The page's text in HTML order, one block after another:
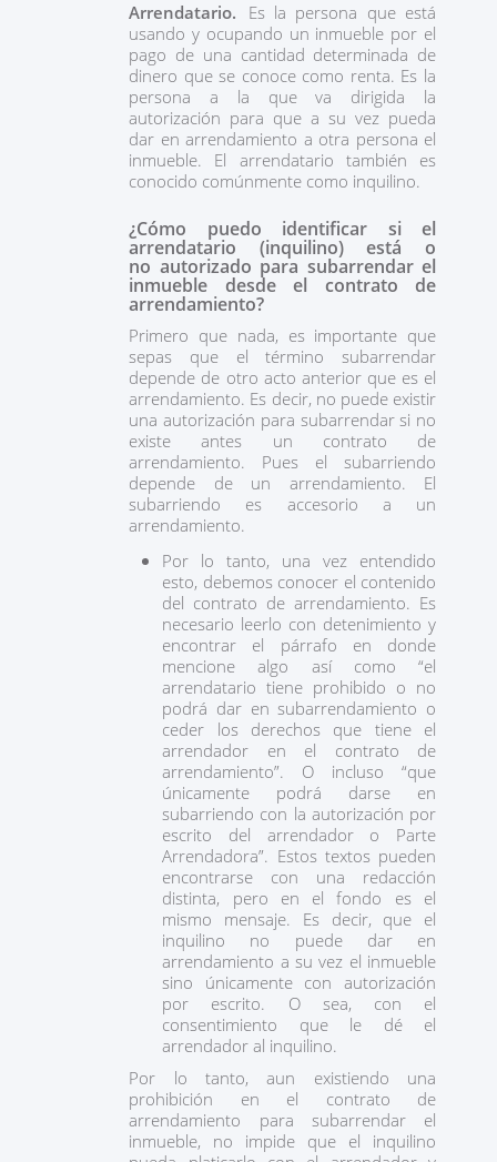
Arrendatario. Es la persona que está
usando y ocupando un inmueble por el
pago de una cantidad determinada de
dinero que se conoce como renta. Es la
persona a la que va dirigida la
autorización para que a su vez pueda
dar en arrendamiento a otra persona el
inmueble. El arrendatario también es
conocido comúnmente como inquilino.
¿Cómo puedo identificar si el
arrendatario (inquilino) está o
no autorizado para subarrendar el
inmueble desde el contrato de
arrendamiento?
Primero que nada, es importante que
sepas que el término subarrendar
depende de otro acto anterior que es el
arrendamiento. Es decir, no puede existir
una autorización para subarrendar si no
existe antes un contrato de
arrendamiento. Pues el subarriendo
depende de un arrendamiento. El
subarriendo es accesorio a un
arrendamiento.
Por lo tanto, una vez entendido
esto, debemos conocer el contenido
del contrato de arrendamiento. Es
necesario leerlo con detenimiento y
encontrar el párrafo en donde
mencione algo así como “el
arrendatario tiene prohibido o no
podrá dar en subarrendamiento o
ceder los derechos que tiene el
arrendador en el contrato de
arrendamiento”. O incluso “que
únicamente podrá darse en
subarriendo con la autorización por
escrito del arrendador o Parte
Arrendadora”. Estos textos pueden
encontrarse con una redacción
distinta, pero en el fondo es el
mismo mensaje. Es decir, que el
inquilino no puede dar en
arrendamiento a su vez el inmueble
sino únicamente con autorización
por escrito. O sea, con el
consentimiento que le dé el
arrendador al inquilino.
Por lo tanto, aun existiendo una
prohibición en el contrato de
arrendamiento para subarrendar el
inmueble, no impide que el inquilino